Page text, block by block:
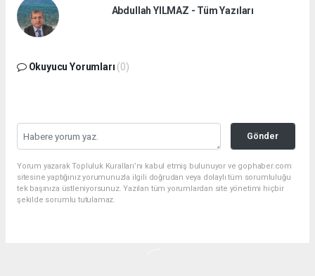
Abdullah YILMAZ - Tüm Yazıları
Okuyucu Yorumları (0)
Gönder
Yorum yazarak Topluluk Kuralları’nı kabul etmiş bulunuyor ve gophaber.com
sitesine yaptığınız yorumunuzla ilgili doğrudan veya dolaylı tüm sorumluluğu
tek başınıza üstleniyorsunuz. Yazılan tüm yorumlardan site yönetimi hiçbir
şekilde sorumlu tutulamaz.